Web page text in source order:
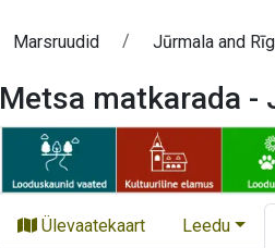
Marsruudid Jūrmala and
Metsa matkarada -
Ülevaatekaart Leedu